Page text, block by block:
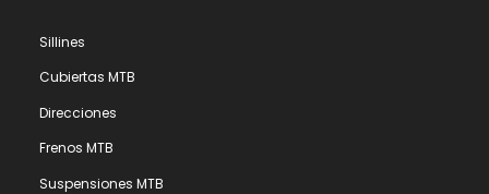
Sillines
Cubiertas MTB
Direcciones
Frenos MTB
Suspensiones MTB